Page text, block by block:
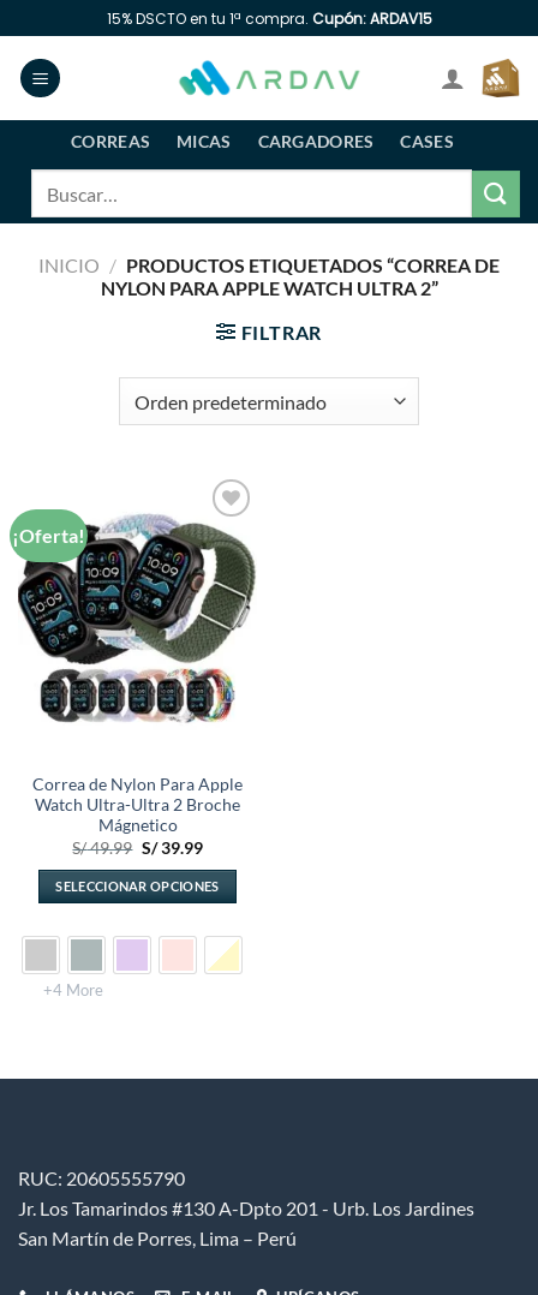
al
contenido
15% DSCTO en tu 1ª compra. Cupón: ARDAV15
CORREAS MICAS CARGADORES
CASES
INICIO / PRODUCTOS ETIQUETADOS “CORREA DE
NYLON PARA APPLE WATCH ULTRA 2”
FILTRAR
¡Oferta!
Añadir
a la
lista de
deseos
Correa de Nylon Para Apple
Watch Ultra-Ultra 2 Broche
Mágnetico
S/49.99 El
original
era:
S/ 49.99.
S/39.99El
actual
es:
S/ 39.99.
SELECCIONAR OPCIONES
producto
la
página
de
+4 More
RUC: 20605555790
Jr. Los Tamarindos #130 A-Dpto 201 - Urb. Los Jardines
San Martín de Porres, Lima – Perú